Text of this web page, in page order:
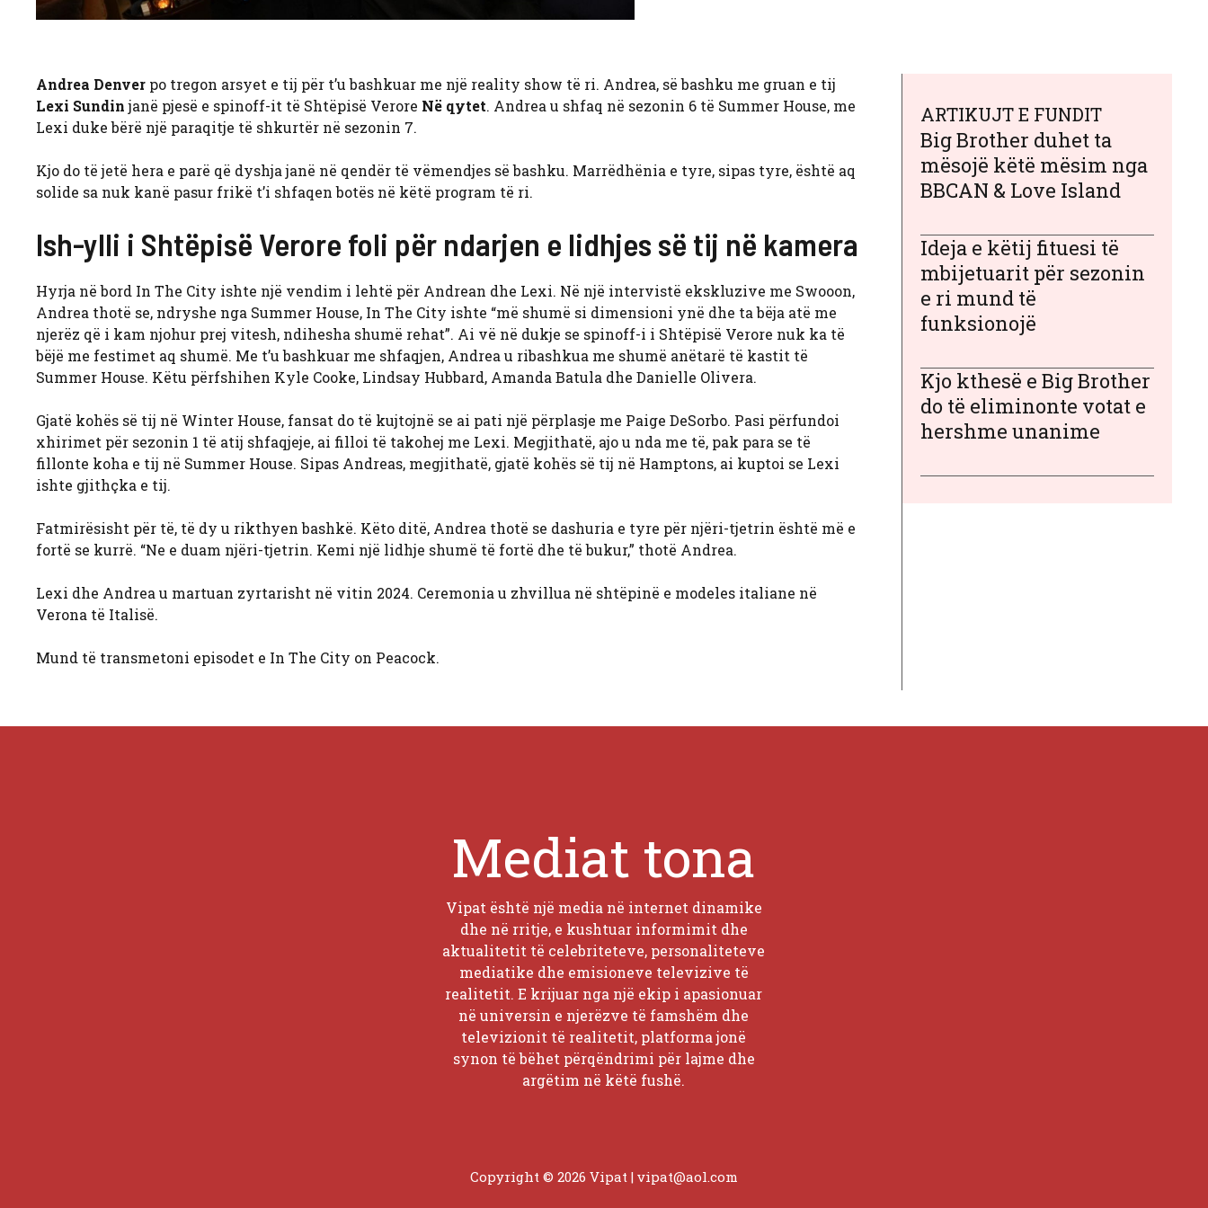
Andrea Denver po tregon arsyet e tij për t’u bashkuar me një reality show të ri. Andrea, së bashku me gruan e tij
Lexi Sundinjanë pjesë e spinoff-it të Shtëpisë Verore Në qytet. Andrea u shfaq në sezonin 6 të Summer House, me
Lexi duke bërë një paraqitje të shkurtër në sezonin 7.
Kjo do të jetë hera e parë që dyshja janë në qendër të vëmendjes së bashku. Marrëdhënia e tyre, sipas tyre, është aq
solide sa nuk kanë pasur frikë t’i shfaqen botës në këtë program të ri.
Ish-ylli i Shtëpisë Verore foli për ndarjen e lidhjes së tij në kamera
Hyrja në bord In The City ishte një vendim i lehtë për Andrean dhe Lexi. Në një intervistë ekskluzive me Swooon,
Andrea thotë se, ndryshe nga Summer House, In The City ishte “më shumë si dimensioni ynë dhe ta bëja atë me
njerëz që i kam njohur prej vitesh, ndihesha shumë rehat”. Ai vë në dukje se spinoff-i i Shtëpisë Verore nuk ka të
bëjë me festimet aq shumë. Me t’u bashkuar me shfaqjen, Andrea u ribashkua me shumë anëtarë të kastit të
Summer House. Këtu përfshihen Kyle Cooke, Lindsay Hubbard, Amanda Batula dhe Danielle Olivera.
Gjatë kohës së tij në Winter House, fansat do të kujtojnë se ai pati një përplasje me Paige DeSorbo. Pasi përfundoi
xhirimet për sezonin 1 të atij shfaqjeje, ai filloi të takohej me Lexi. Megjithatë, ajo u nda me të, pak para se të
fillonte koha e tij në Summer House. Sipas Andreas, megjithatë, gjatë kohës së tij në Hamptons, ai kuptoi se Lexi
ishte gjithçka e tij.
Fatmirësisht për të, të dy u rikthyen bashkë. Këto ditë, Andrea thotë se dashuria e tyre për njëri-tjetrin është më e
fortë se kurrë. “Ne e duam njëri-tjetrin. Kemi një lidhje shumë të fortë dhe të bukur,” thotë Andrea.
Lexi dhe Andrea u martuan zyrtarisht në vitin 2024. Ceremonia u zhvillua në shtëpinë e modeles italiane në
Verona të Italisë.
Mund të transmetoni episodet e In The City on Peacock.
ARTIKUJT E FUNDIT
Big Brother duhet ta
mësojë këtë mësim nga
BBCAN & Love Island
Ideja e këtij fituesi të
mbijetuarit për sezonin
e ri mund të
funksionojë
Kjo kthesë e Big Brother
do të eliminonte votat e
hershme unanime
Mediat tona
Vipat është një media në internet dinamike
dhe në rritje, e kushtuar informimit dhe
aktualitetit të celebriteteve, personaliteteve
mediatike dhe emisioneve televizive të
realitetit. E krijuar nga një ekip i apasionuar
në universin e njerëzve të famshëm dhe
televizionit të realitetit, platforma jonë
synon të bëhet përqëndrimi për lajme dhe
argëtim në këtë fushë.
Copyright © 2026 Vipat | vipat@aol.com